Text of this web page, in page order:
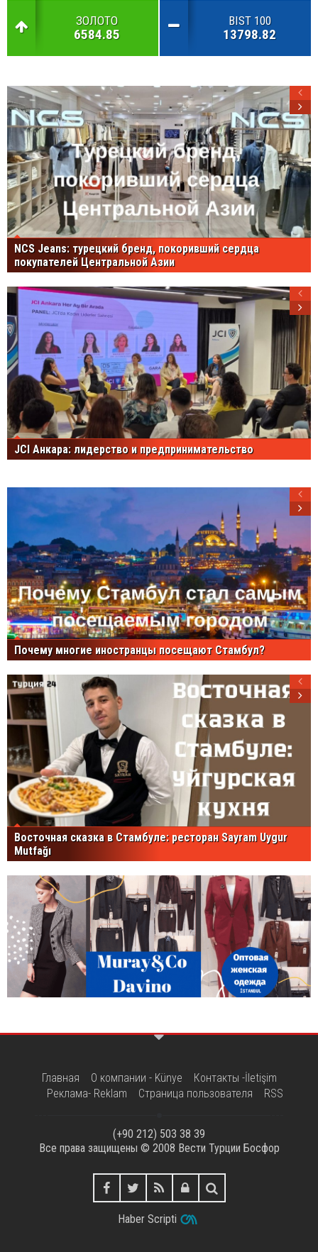
ЗОЛОТО
6584.85
BIST 100
13798.82
NCS Jeans: турецкий бренд, покоривший сердца
покупателей Центральной Азии
JCI Анкара: лидерство и предпринимательство
Почему многие иностранцы посещают Стамбул?
Восточная сказка в Стамбуле: ресторан Sayram Uygur
Mutfağı
Главная О компании - Künye
Контакты -İletişim
Реклама- Reklam
Страница пользователя RSS
(+90 212) 503 38 39
Все права защищены © 2008 Вести Турции Босфор
Haber Scripti